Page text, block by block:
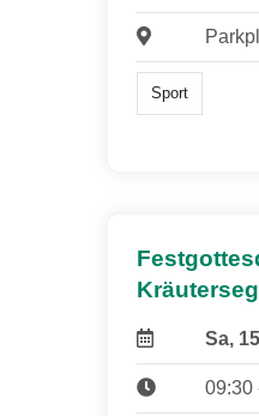
Sport
Sa,
09:30